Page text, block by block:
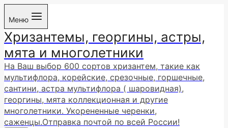
Перейти
содержимому
Меню
Хризантемы, георгины, астры,
мята и многолетники
На Ваш выбор 600 сортов хризантем, такие как
мультифлора, корейские, срезочные, горшечные,
сантини, астра мультифлора ( шаровидная),
георгины, мята коллекционная и другие
многолетники. Укорененные черенки,
саженцы.Отправка почтой по всей России!